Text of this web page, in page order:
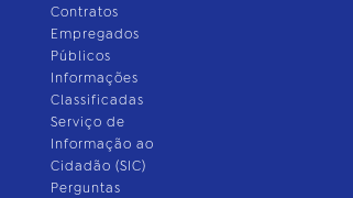
Contratos
Empregados
Públicos
Informações
Classificadas
Serviço de
Informação ao
Cidadão (SIC)
Perguntas